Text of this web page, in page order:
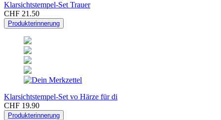
Klarsichtstempel-Set Trauer
CHF 21.50
Produkterinnerung
Klarsichtstempel-Set vo Härze für di
CHF 19.90
Produkterinnerung